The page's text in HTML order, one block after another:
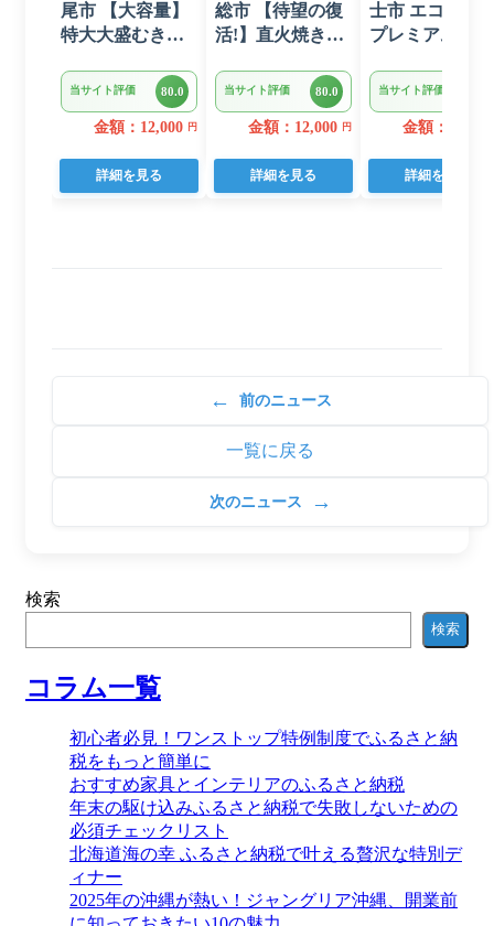
尾市 【大容量】
特大大盛むきえ
K287
当サイト評価 80.0
金額：12,000 円
詳細を見る
総市 【待望の復
活!】直火焼きハ
ラスソース 3kg
22個入り
当サイト評価 80.0
金額：12,000 円
詳細を見る
士市 エコロジ
プレミアム ト
ダブル 96ロー
日用品 人気
当サイト評価
金額：14,000
詳細を見る
← 前のニュース
一覧に戻る
次のニュース →
検索
検索
コラム一覧
初心者必見！ワンストップ特例制度でふるさと納
税をもっと簡単に
おすすめ家具とインテリアのふるさと納税
年末の駆け込みふるさと納税で失敗しないための
必須チェックリスト
北海道海の幸 ふるさと納税で叶える贅沢な特別デ
ィナー
2025年の沖縄が熱い！ジャングリア沖縄、開業前